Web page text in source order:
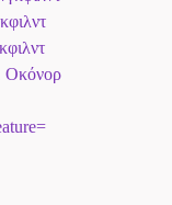
Οκόνορ